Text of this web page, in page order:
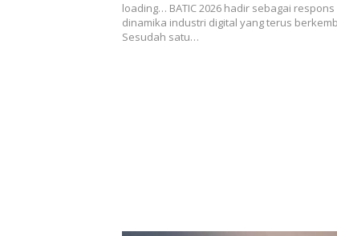
loading… BATIC 2026 hadir sebagai
dinamika industri digital yang terus
Sesudah satu…